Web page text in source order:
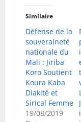
Similaire
Défense de la
souveraineté
nationale du
Mali : Jiriba
Koro Soutient
Koura Kaba
Diakité et
Sirical Femme
19/08/2019